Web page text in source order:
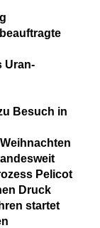
Uran-
Besuch in
Pelicot
Druck
startet